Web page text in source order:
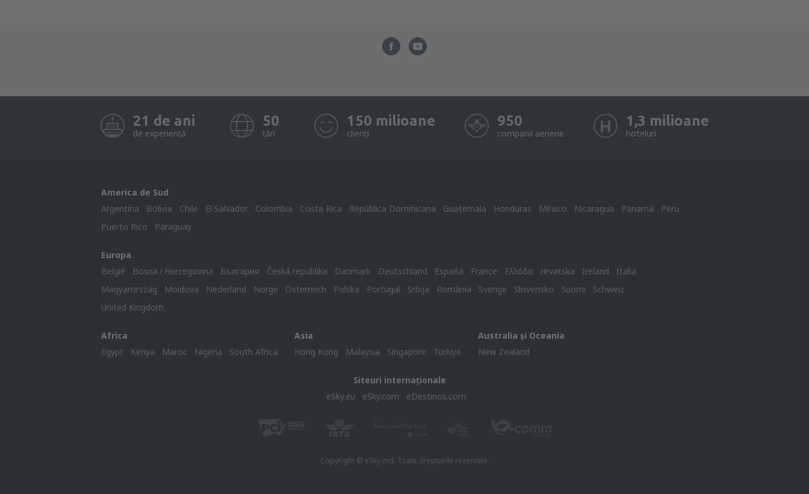
21 de ani
de experiență
50
țări
150 milioane
clienți
950
companii aeriene
1,3 milioane
hoteluri
America de Sud
Argentina
Bolivia Chile El Salvador Colombia Costa Rica República Dominicana Guatemala Honduras México Nicaragua Panamá
Perú
Puerto Rico
Paraguay
Europa
België
Bosna i Hercegovina България Česká republika Danmark Deutschland Espańa France Ελλάδα Hrvatska Ireland
Italia
Magyarország
Moldova Nederland Norge Österreich Polska Portugal Srbija România Sverige Slovensko Suomi
Schweiz
United Kingdom
Africa
Egypt
Kenya Maroc Nigeria South Africa
Asia
Hong Kong
Malaysia Singapore Türkiye
Australia și Oceania
New Zealand
Siteuri internaționale
eSky.eu
eSky.com eDestinos.com
Copyright © eSky.md. Toate drepturile rezervate.